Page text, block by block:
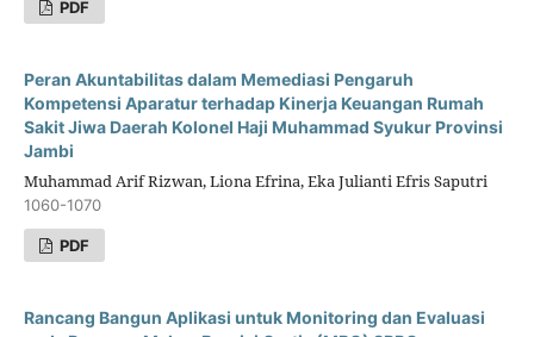
PDF
Peran Akuntabilitas dalam Memediasi Pengaruh
Kompetensi Aparatur terhadap Kinerja Keuangan Rumah
Sakit Jiwa Daerah Kolonel Haji Muhammad Syukur Provinsi
Jambi
Muhammad Arif Rizwan, Liona Efrina, Eka Julianti Efris Saputri
1060-1070
PDF
Rancang Bangun Aplikasi untuk Monitoring dan Evaluasi